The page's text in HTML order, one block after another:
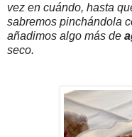
vez en cuándo, hasta
sabremos pinchándola
añadimos algo más de
seco.